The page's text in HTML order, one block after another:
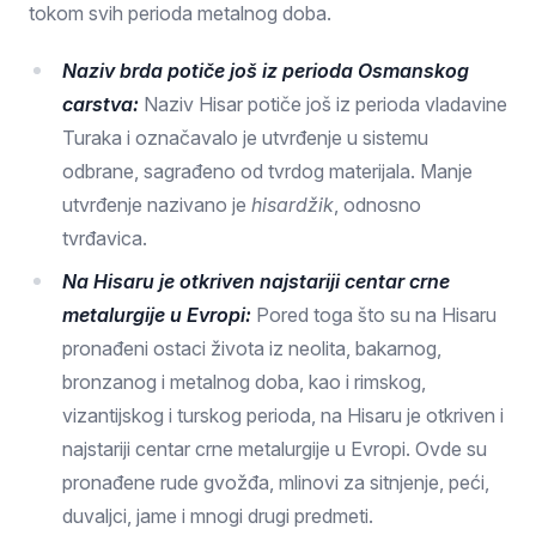
tokom svih perioda metalnog doba.
Naziv brda potiče još iz perioda Osmanskog
carstva: Naziv Hisar potiče još iz perioda vladavine
Turaka i označavalo je utvrđenje u sistemu
odbrane, sagrađeno od tvrdog materijala. Manje
utvrđenje nazivano je hisardžik, odnosno
tvrđavica.
Na Hisaru je otkriven najstariji centar crne
metalurgije u Evropi: Pored toga što su na Hisaru
pronađeni ostaci života iz neolita, bakarnog,
bronzanog i metalnog doba, kao i rimskog,
vizantijskog i turskog perioda, na Hisaru je otkriven i
najstariji centar crne metalurgije u Evropi. Ovde su
pronađene rude gvožđa, mlinovi za sitnjenje, peći,
duvaljci, jame i mnogi drugi predmeti.